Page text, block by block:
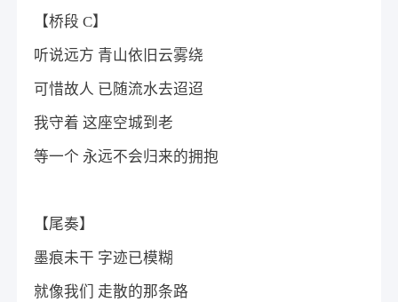
【桥段 C】
听说远方 青山依旧云雾绕
可惜故人 已随流水去迢迢
我守着 这座空城到老
等一个 永远不会归来的拥抱
【尾奏】
墨痕未干 字迹已模糊
就像我们 走散的那条路